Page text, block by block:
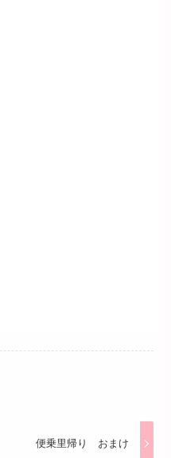
便乗里帰り おまけ